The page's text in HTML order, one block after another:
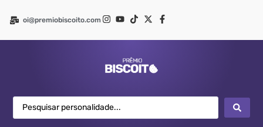
oi@premiobiscoito.com